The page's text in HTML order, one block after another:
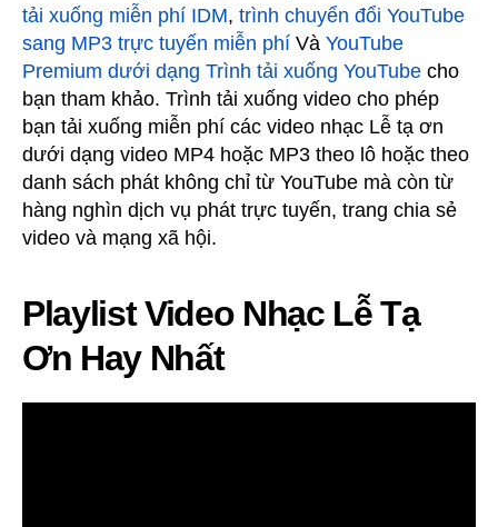
tải xuống miễn phí IDM, trình chuyển đổi YouTube
sang MP3 trực tuyến miễn phí Và YouTube
Premium dưới dạng Trình tải xuống YouTube cho
bạn tham khảo. Trình tải xuống video cho phép
bạn tải xuống miễn phí các video nhạc Lễ tạ ơn
dưới dạng video MP4 hoặc MP3 theo lô hoặc theo
danh sách phát không chỉ từ YouTube mà còn từ
hàng nghìn dịch vụ phát trực tuyến, trang chia sẻ
video và mạng xã hội.
Playlist Video Nhạc Lễ Tạ
Ơn Hay Nhất